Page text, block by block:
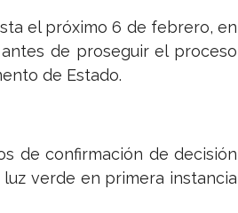
el próximo 6 de febrero, en
de proseguir el proceso
de Estado.
de confirmación de decisión
verde en primera instancia